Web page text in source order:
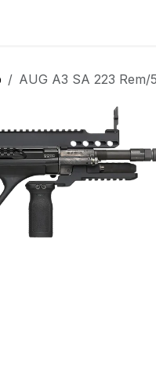
AUG A3 SA 223